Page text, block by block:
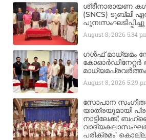
ശ്രീനാരായണ
(SNCS) ടുബ്ലി
പുനഃസംഘടിപ്പിച്ചു
August 8, 20265:34
ഗൾഫ് മാധ്യമം
കോഓർഡിനേറ്റർ
August 8, 20265:29
സോപാന
യാത്രയുമായി
നാട്ടിലേക്ക്;
പരിക്രമം’